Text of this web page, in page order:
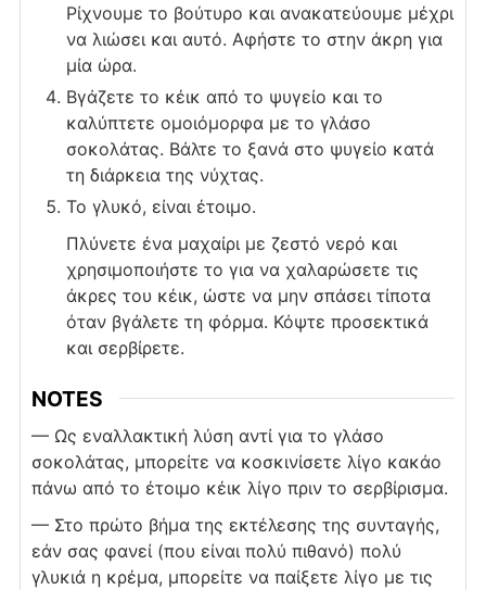
Ρίχνουμε το βούτυρο και ανακατεύουμε μέχρι
να λιώσει και αυτό. Αφήστε το στην άκρη για
μία ώρα.
Βγάζετε το κέικ από το ψυγείο και το
καλύπτετε ομοιόμορφα με το γλάσο
σοκολάτας. Βάλτε το ξανά στο ψυγείο κατά
τη διάρκεια της νύχτας.
Το γλυκό, είναι έτοιμο.
Πλύνετε ένα μαχαίρι με ζεστό νερό και
χρησιμοποιήστε το για να χαλαρώσετε τις
άκρες του κέικ, ώστε να μην σπάσει τίποτα
όταν βγάλετε τη φόρμα. Κόψτε προσεκτικά
και σερβίρετε.
NOTES
— Ως εναλλακτική λύση αντί για το γλάσο
σοκολάτας, μπορείτε να κοσκινίσετε λίγο κακάο
πάνω από το έτοιμο κέικ λίγο πριν το σερβίρισμα.
— Στο πρώτο βήμα της εκτέλεσης της συνταγής,
εάν σας φανεί (που είναι πολύ πιθανό) πολύ
γλυκιά η κρέμα, μπορείτε να παίξετε λίγο με τις